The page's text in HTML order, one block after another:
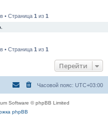
• Страница 1 из 1
• Страница 1 из 1
Перейти
Часовой пояс: UTC+03:00
Software © phpBB Limited
phpBB